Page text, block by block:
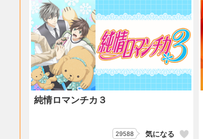
純情ロマンチカ３
29588 気になる